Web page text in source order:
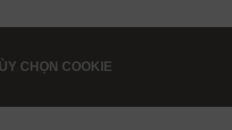
CHỌN COOKIE